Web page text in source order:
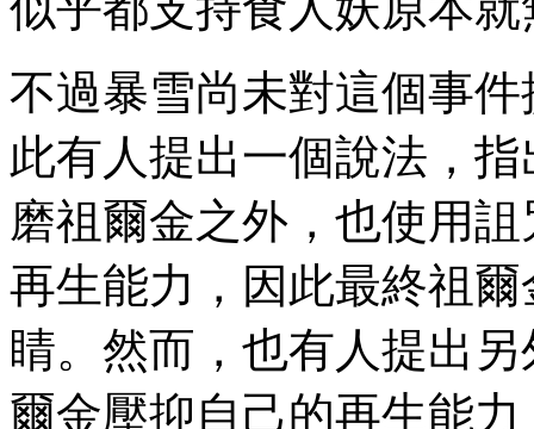
不過暴雪尚未對這個事
此有人提出一個說法，
磨祖爾金之外，也使用
再生能力，因此最終祖
睛。然而，也有人提出
爾金壓抑自己的再生能